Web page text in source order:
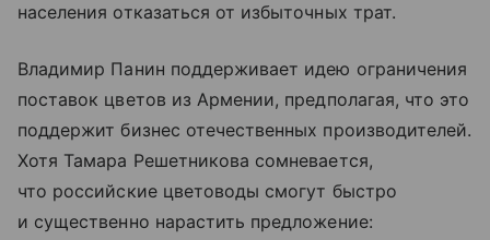
населения отказаться от избыточных трат.
Владимир Панин поддерживает идею ограничения
поставок цветов из Армении, предполагая, что это
поддержит бизнес отечественных производителей.
Хотя Тамара Решетникова сомневается,
что российские цветоводы смогут быстро
и существенно нарастить предложение: